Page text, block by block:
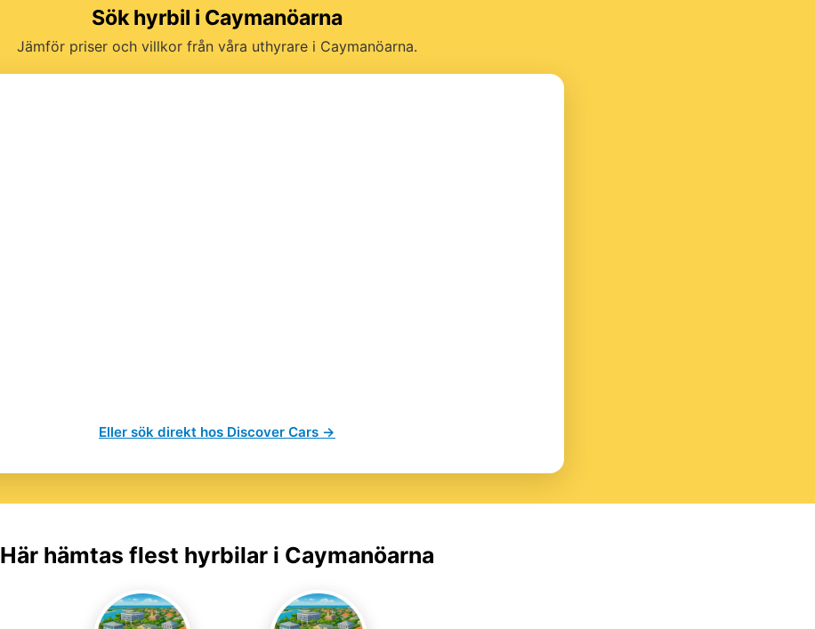
Sök hyrbil i Caymanöarna
Jämför priser och villkor från våra uthyrare i Caymanöarna.
Eller sök direkt hos Discover Cars →
Här hämtas flest hyrbilar i Caymanöarna